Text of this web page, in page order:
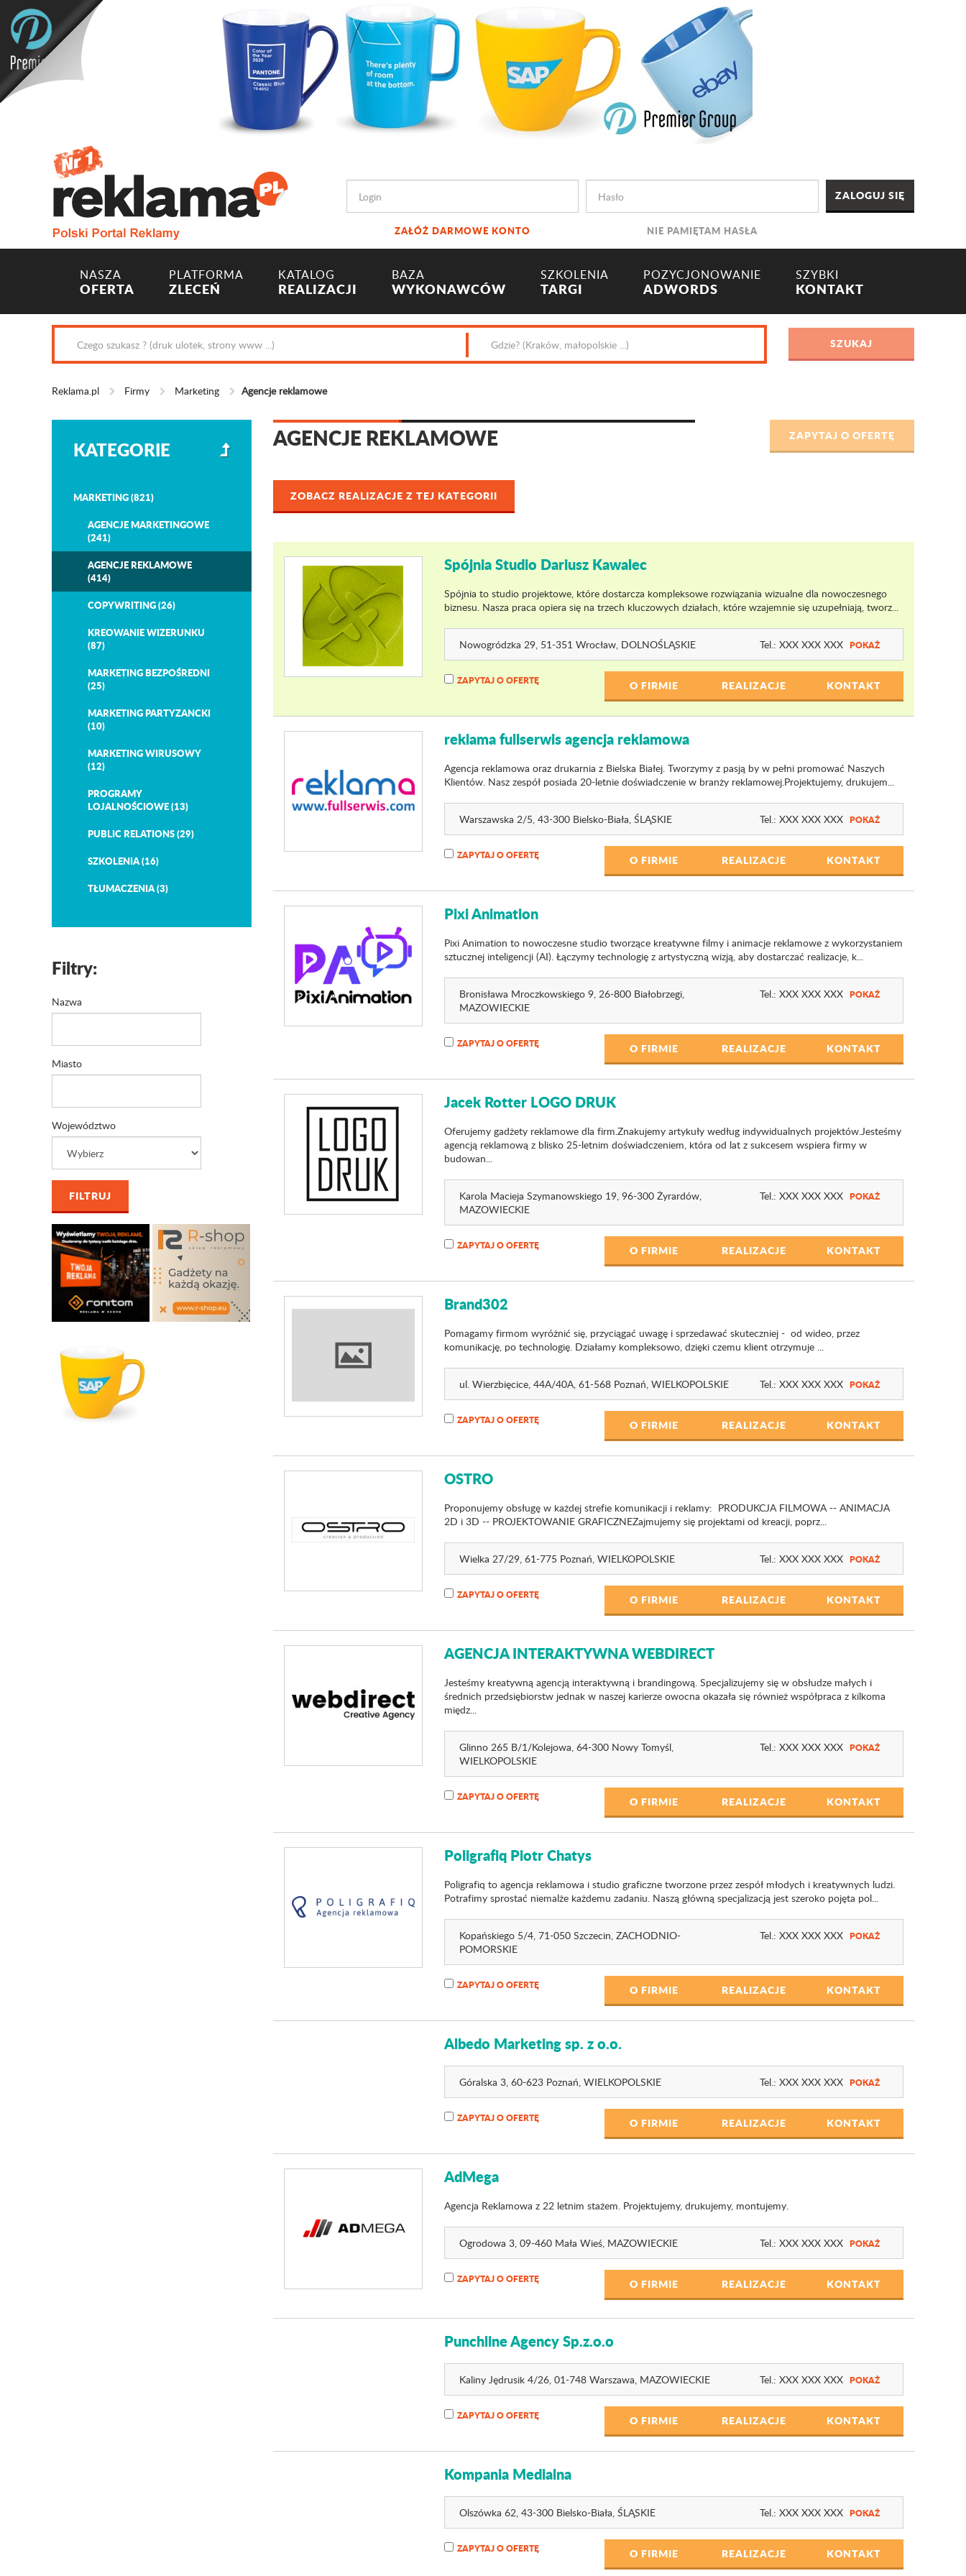
ZAŁÓŻ DARMOWE KONTO NIE PAMIĘTAM HASŁA
NASZA
OFERTA
PLATFORMA
ZLECEŃ
KATALOG
REALIZACJI
BAZA
WYKONAWCÓW
SZKOLENIA
TARGI
POZYCJONOWANIE
ADWORDS
SZYBKI
KONTAKT
Reklama.pl Firmy Marketing Agencje reklamowe
KATEGORIE
MARKETING (821)
AGENCJE MARKETINGOWE
(241)
AGENCJE REKLAMOWE
(414)
COPYWRITING (26)
KREOWANIE WIZERUNKU
(87)
MARKETING BEZPOŚREDNI
(25)
MARKETING PARTYZANCKI
(10)
MARKETING WIRUSOWY
(12)
PROGRAMY
LOJALNOŚCIOWE (13)
PUBLIC RELATIONS (29)
SZKOLENIA (16)
TŁUMACZENIA (3)
Filtry:
Nazwa
Miasto
Województwo
AGENCJE REKLAMOWE
ZOBACZ REALIZACJE Z TEJ KATEGORII
Spójnia Studio Dariusz Kawalec
Spójnia to studio projektowe, które dostarcza kompleksowe rozwiązania wizualne dla nowoczesnego
biznesu. Nasza praca opiera się na trzech kluczowych działach, które wzajemnie się uzupełniają, tworz...
Nowogródzka 29, 51-351 Wrocław, DOLNOŚLĄSKIE Tel.: XXX XXX XXX POKAŻ
ZAPYTAJ O OFERTĘ O FIRMIE REALIZACJE KONTAKT
reklama fullserwis agencja reklamowa
Agencja reklamowa oraz drukarnia z Bielska Białej. Tworzymy z pasją by w pełni promować Naszych
Klientów. Nasz zespół posiada 20-letnie doświadczenie w branży reklamowej.Projektujemy, drukujem...
Warszawska 2/5, 43-300 Bielsko-Biała, ŚLĄSKIE Tel.: XXX XXX XXX POKAŻ
ZAPYTAJ O OFERTĘ O FIRMIE REALIZACJE KONTAKT
Pixi Animation
Pixi Animation to nowoczesne studio tworzące kreatywne filmy i animacje reklamowe z wykorzystaniem
sztucznej inteligencji (AI). Łączymy technologię z artystyczną wizją, aby dostarczać realizacje, k...
Bronisława Mroczkowskiego 9, 26-800 Białobrzegi,
MAZOWIECKIE
Tel.: XXX XXX XXX POKAŻ
ZAPYTAJ O OFERTĘ O FIRMIE REALIZACJE KONTAKT
Jacek Rotter LOGO DRUK
Oferujemy gadżety reklamowe dla firm.Znakujemy artykuły według indywidualnych projektów.Jesteśmy
agencją reklamową z blisko 25-letnim doświadczeniem, która od lat z sukcesem wspiera firmy w
budowan...
Karola Macieja Szymanowskiego 19, 96-300 Żyrardów,
MAZOWIECKIE
Tel.: XXX XXX XXX POKAŻ
ZAPYTAJ O OFERTĘ O FIRMIE REALIZACJE KONTAKT
Brand302
Pomagamy firmom wyróżnić się, przyciągać uwagę i sprzedawać skuteczniej - od wideo, przez
komunikację, po technologię. Działamy kompleksowo, dzięki czemu klient otrzymuje ...
ul. Wierzbięcice, 44A/40A, 61-568 Poznań, WIELKOPOLSKIE Tel.: XXX XXX XXX POKAŻ
ZAPYTAJ O OFERTĘ O FIRMIE REALIZACJE KONTAKT
OSTRO
Proponujemy obsługę w każdej strefie komunikacji i reklamy: PRODUKCJA FILMOWA -- ANIMACJA
2D i 3D -- PROJEKTOWANIE GRAFICZNEZajmujemy się projektami od kreacji, poprz...
Wielka 27/29, 61-775 Poznań, WIELKOPOLSKIE Tel.: XXX XXX XXX POKAŻ
ZAPYTAJ O OFERTĘ O FIRMIE REALIZACJE KONTAKT
AGENCJA INTERAKTYWNA WEBDIRECT
Jesteśmy kreatywną agencją interaktywną i brandingową. Specjalizujemy się w obsłudze małych i
średnich przedsiębiorstw jednak w naszej karierze owocna okazała się również współpraca z kilkoma
międz...
Glinno 265 B/1/Kolejowa, 64-300 Nowy Tomyśl,
WIELKOPOLSKIE
Tel.: XXX XXX XXX POKAŻ
ZAPYTAJ O OFERTĘ O FIRMIE REALIZACJE KONTAKT
Poligrafiq Piotr Chatys
Poligrafiq to agencja reklamowa i studio graficzne tworzone przez zespół młodych i kreatywnych ludzi.
Potrafimy sprostać niemalże każdemu zadaniu. Naszą główną specjalizacją jest szeroko pojęta pol...
Kopańskiego 5/4, 71-050 Szczecin, ZACHODNIO-
POMORSKIE
Tel.: XXX XXX XXX POKAŻ
ZAPYTAJ O OFERTĘ O FIRMIE REALIZACJE KONTAKT
Albedo Marketing sp. z o.o.
Góralska 3, 60-623 Poznań, WIELKOPOLSKIE Tel.: XXX XXX XXX POKAŻ
ZAPYTAJ O OFERTĘ O FIRMIE REALIZACJE KONTAKT
AdMega
Agencja Reklamowa z 22 letnim stażem. Projektujemy, drukujemy, montujemy.
Ogrodowa 3, 09-460 Mała Wieś, MAZOWIECKIE Tel.: XXX XXX XXX POKAŻ
ZAPYTAJ O OFERTĘ O FIRMIE REALIZACJE KONTAKT
Punchline Agency Sp.z.o.o
Kaliny Jędrusik 4/26, 01-748 Warszawa, MAZOWIECKIE Tel.: XXX XXX XXX POKAŻ
ZAPYTAJ O OFERTĘ O FIRMIE REALIZACJE KONTAKT
Kompania Medialna
Olszówka 62, 43-300 Bielsko-Biała, ŚLĄSKIE Tel.: XXX XXX XXX POKAŻ
ZAPYTAJ O OFERTĘ O FIRMIE REALIZACJE KONTAKT